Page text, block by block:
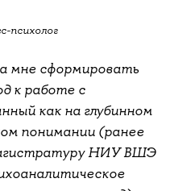
психолог
мне сформировать
к работе с
как на глубинном
понимании (ранее
НИУ ВШЭ